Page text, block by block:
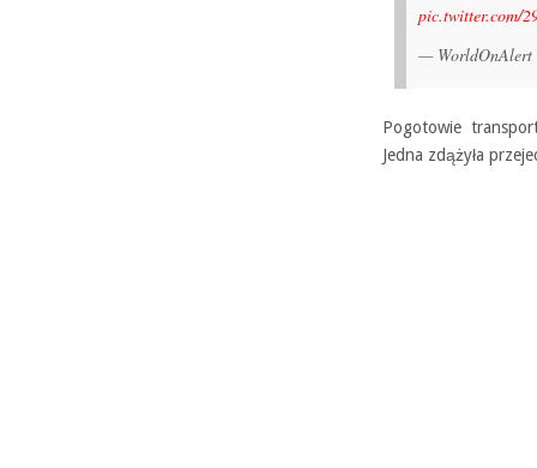
pic.twitter.com/
—
Pogotowie
Jedna zdążyła